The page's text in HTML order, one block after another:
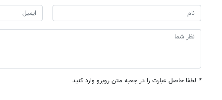
* لطفا حاصل عبارت را در جعبه متن روبرو وارد کنید